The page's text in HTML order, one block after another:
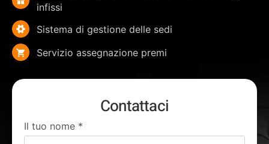
infissi
Sistema di gestione delle sedi
Servizio assegnazione premi
Contattaci
Il tuo nome *